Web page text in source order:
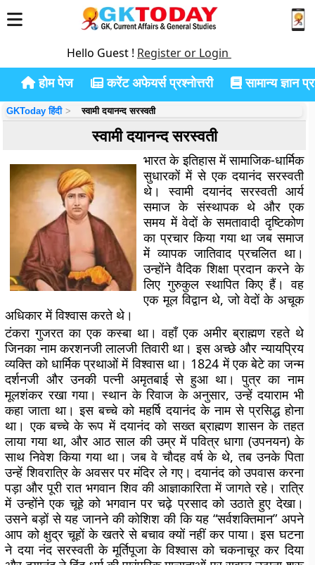
Hello Guest ! Register or Login
होम पेज करेंट अफेयर्स प्रश्नोत्तरी सामान्य ज्ञान
GKToday हिंदी स्वामी दयानन्द सरस्वती
स्वामी दयानन्द सरस्वती
भारत के इतिहास में सामाजिक-धार्मिक
सुधारकों में से एक दयानंद सरस्वती
थे। स्वामी दयानंद सरस्वती आर्य
समाज के संस्थापक थे और एक
समय में वेदों के समतावादी दृष्टिकोण
का प्रचार किया गया था जब समाज
में व्यापक जातिवाद प्रचलित था।
उन्होंने वैदिक शिक्षा प्रदान करने के
लिए गुरुकुल स्थापित किए हैं। वह
एक मूल विद्वान थे, जो वेदों के अचूक
अधिकार में विश्वास करते थे।
टंकरा गुजरत का एक कस्बा था। वहाँ एक अमीर ब्राह्मण रहते थे
जिनका नाम करशनजी लालजी तिवारी था। इस अच्छे और न्यायप्रिय
व्यक्ति को धार्मिक प्रथाओं में विश्वास था। 1824 में एक बेटे का जन्म
दर्शनजी और उनकी पत्नी अमृतबाई से हुआ था। पुत्र का नाम
मूलशंकर रखा गया। स्थान के रिवाज के अनुसार, उन्हें दयाराम भी
कहा जाता था। इस बच्चे को महर्षि दयानंद के नाम से प्रसिद्ध होना
था। एक बच्चे के रूप में दयानंद को सख्त ब्राह्मण शासन के तहत
लाया गया था, और आठ साल की उम्र में पवित्र धागा (उपनयन) के
साथ निवेश किया गया था। जब वे चौदह वर्ष के थे, तब उनके पिता
उन्हें शिवरात्रि के अवसर पर मंदिर ले गए। दयानंद को उपवास करना
पड़ा और पूरी रात भगवान शिव की आज्ञाकारिता में जागते रहे। रात्रि
में उन्होंने एक चूहे को भगवान पर चढ़े प्रसाद को उठाते हुए देखा।
उसने बड़ों से यह जानने की कोशिश की कि यह “सर्वशक्तिमान” अपने
आप को क्षुद्र चूहों के खतरे से बचाव क्यों नहीं कर पाया। इस घटना
ने दया नंद सरस्वती के मूर्तिपूजा के विश्वास को चकनाचूर कर दिया